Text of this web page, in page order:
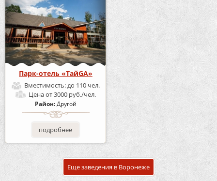
Парк-отель «ТайGA»
Вместимость: до 110 чел.
Ценаот 3000 руб./чел.
Район:Другой
подробнее
Еще заведения в Воронеже